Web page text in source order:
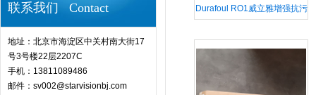
联系我们 Contact
地址：北京市海淀区中关村南大街17
号3号楼22层2207C
手机：13811089486
邮件：sv002@starvisionbj.com
Durafoul RO1威立雅增强抗污